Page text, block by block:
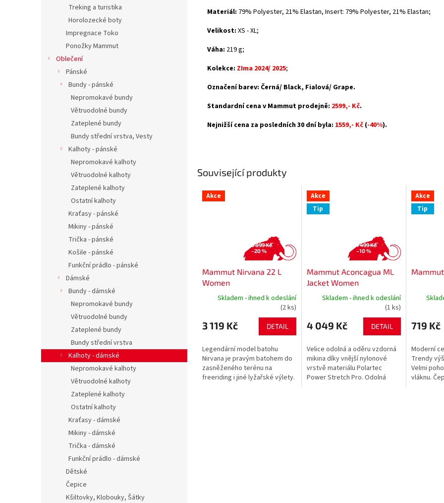
Treking a turistika
Horolozecké boty
Impregnace Toko
Ponožky Mammut
Oblečení
Pánské
Bundy - pánské
Nepromokavé bundy
Větruodolné bundy
Zateplené bundy
Bundy střední vrstva, Vesty
Kalhoty - pánské
Nepromokavé kalhoty
Větruodolné kalhoty
Zateplené kalhoty
Ostatní kalhoty
Kraťasy - pánské
Mikiny - pánské
Trička - pánské
Košile - pánské
Funkční prádlo - pánské
Dámské
Bundy - dámské
Nepromokavé bundy
Větruodolné bundy
Zateplené bundy
Bundy střední vrstva
Kalhoty - dámské
Nepromokavé kalhoty
Větruodolné kalhoty
Zateplené kalhoty
Ostatní kalhoty
Kraťasy - dámské
Mikiny - dámské
Trička - dámské
Funkční prádlo - dámské
Dětské
Čepice
Kšiltovky, Klobouky, Šátky
Související produkty
Akce
3 899 Kč
–20 %
Mammut Nirvana 22 L
Women
Skladem - ihned k odeslání
(2 ks)
3 119 Kč DETAIL
Legendární model batohu
Nirvana je pravým batohem do
zasněženého terénu na
freeriding i jiné lyžařské výlety.
Akce
Tip
4 499 Kč
–10 %
Mammut Aconcagua ML
Jacket Women
Skladem - ihned k odeslání
(1 ks)
4 049 Kč DETAIL
Velice odolná a oděru vzdorná
mikina díky vnější nylonové
vrstvě materiálu Polartec
Power Stretch Pro. Odolná
Akce
Tip
719 Kč
Moderní
Trendy
Velmi
vláknu.
Materiál: 79% Polyester, 21% Elastan, Insert: 79% Polyester, 21% Elastan;
Velikost: XS - XL;
Váha: 219 g;
Kolekce: ZIma 2024/ 2025;
Označení barev: Černá/ Black, Fialová/ Grape.
Standardní cena v Mammut prodejně: 2599,- Kč.
Nejnižší cena za posledních 30 dní byla: 1559,- Kč (-40%).